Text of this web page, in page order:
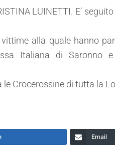
LUINETTI. E’
alla quale hanno
Italiana di Saronno
Crocerossine di tutta la
Email